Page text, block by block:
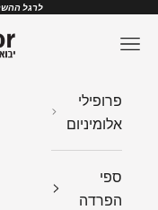
לרגל
תפריט
פרופילי
אלומיניום
ספי
הפרדה